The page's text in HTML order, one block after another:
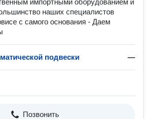
импортными оборудованием и
наших специалистов
с самого основания - Даем
подвески —
Позвонить